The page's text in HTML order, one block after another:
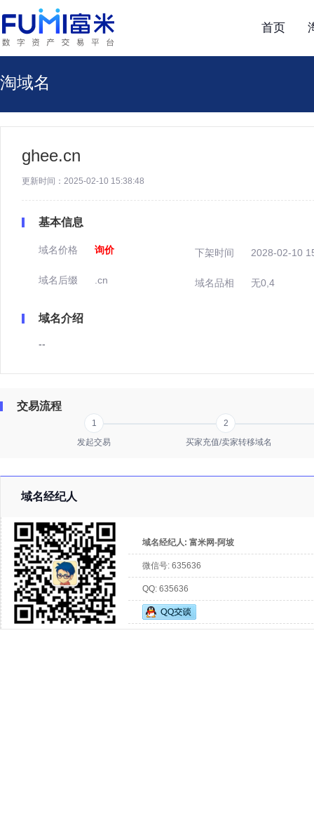
首页
淘域名
ghee.cn
更新时间：2025-02-10 15:38:48
基本信息
域名价格 询价 下架时间 2028-02-10
域名后缀 .cn 域名品相 无0,4
域名介绍
--
交易流程
1
2
发起交易
买家充值/卖家转移域名
域名经纪人
域名经纪人: 富米网-阿坡
微信号: 635636
QQ: 635636